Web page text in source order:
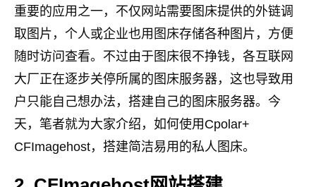
重要的应用之一，不仅网站需要图床提供的外链调
取图片，个人或企业也用图床存储各种图片，方便
随时访问查看。不过由于图床很不挣钱，各互联网
大厂正在逐步关停所属的图床服务器，这也导致用
户只能自己想办法，搭建自己的图床服务器。今
天，笔者就为大家介绍，如何使用Cpolar+
CFImagehost，搭建简洁易用的私人图床。